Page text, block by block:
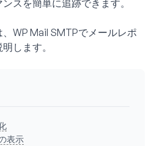
スを簡単に追跡できます。
WP Mail SMTPでメールレポ
します。
表示